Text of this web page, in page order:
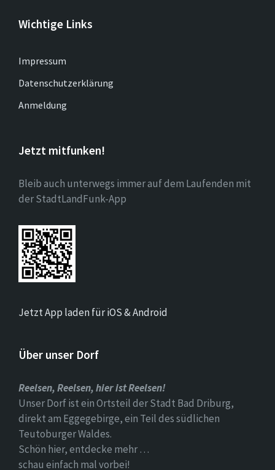
Wichtige Links
Impressum
Datenschutzerklärung
Anmeldung
Jetzt mitfunken!
Bleib auch unterwegs immer auf dem Laufenden mit
der StadtLandFunk-App
Jetzt App laden für iOS & Android
Über unser Dorf
Reelsen, Reelsen, hier ist Reelsen!
Unser Dorf ist ein Ortsteil der Stadt Bad Driburg,
direkt am Eggegebirge, ein Teil des südlichen
Teutoburger Waldes.
Schön hier, entdecke mehr …
schau einfach mal vorbei!